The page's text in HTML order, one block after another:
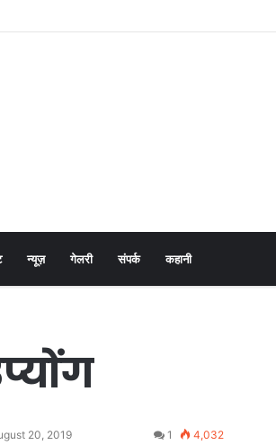
न्यूज़ गेलरी संपर्क कहानी
20, 2019 1 4,032